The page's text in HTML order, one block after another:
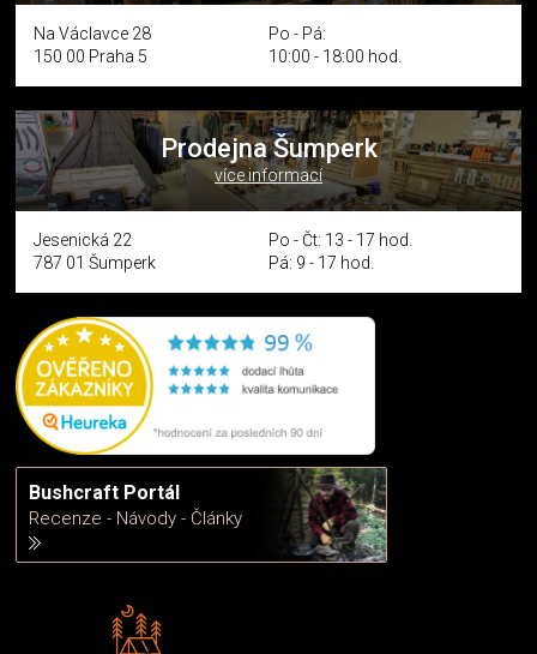
Na Václavce 28
150 00 Praha 5
Po - Pá:
10:00 - 18:00 hod.
Prodejna Šumperk
více informací
Jesenická 22
787 01 Šumperk
Po - Čt: 13 - 17 hod.
Pá: 9 - 17 hod.
Bushcraft Portál
Recenze - Návody - Články